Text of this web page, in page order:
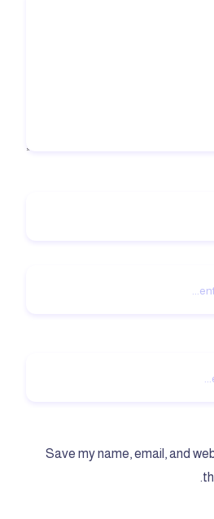
Save my name, email, and